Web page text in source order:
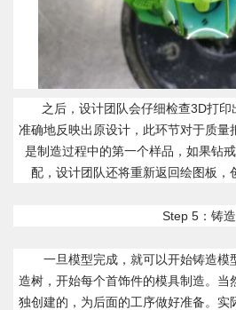
之后，设计团队会仔细检查3D打
准确地反映出原设计，此环节对于质量
是制造过程中的第一个样品，如果钻
配，设计团队还将重新返回绘图板，
Step 5：铸
一旦模型完成，就可以开始铸造模
造树，开始每个首饰件的模具制造。当
独创建的，为后面的工序做好准备。实